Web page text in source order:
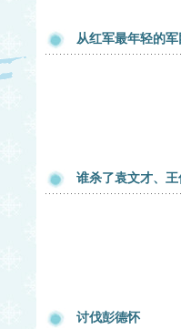
从红军最年轻的
谁杀了袁文才、王
讨伐彭德怀